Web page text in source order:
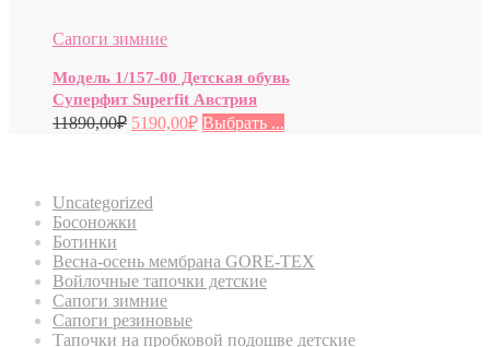
Сапоги зимние
Модель 1/157-00 Детская обувь
Суперфит Superfit Австрия
11890,00₽ 5190,00₽ Выбрать ...
Uncategorized
Босоножки
Ботинки
Весна-осень мембрана GORE-TEX
Войлочные тапочки детские
Сапоги зимние
Сапоги резиновые
Тапочки на пробковой подошве детские